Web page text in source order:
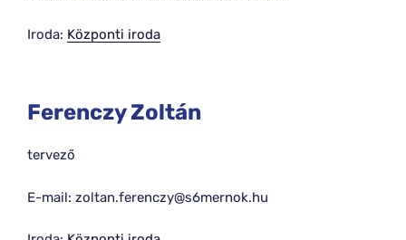
Iroda: Központi iroda
Ferenczy Zoltán
tervező
E-mail: zoltan.ferenczy@s6mernok.hu